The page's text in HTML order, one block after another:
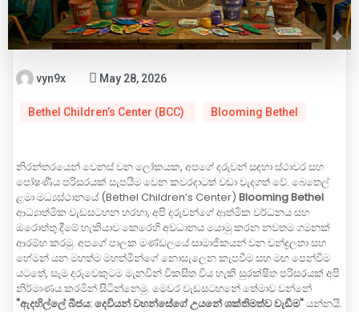
vyn9x May 28, 2026
Bethel Children’s Center (BCC) Blooming Bethel
නිරන්තරයෙන් වෙනස් වන ලෝකයක, අපගේ දරුවන් සඳහා ස්ථාවර සහ
පෝෂණීය පරිසරයක් සැපයීම වෙන කවරදාටත් වඩා වැදගත් වේ. බෙතෙල්
ළමා මධ්‍යස්ථානයේ (Bethel Children’s Center) Blooming Bethel
ආධ්‍යාත්මික වැඩසටහන හරහා, අපි දරුවන්ගේ ආත්මික වර්ධනය සහ
ඔරොත්තු දීමේ හැකියාව කෙරෙහි අවධානය යොමු කරන නවතම ගමනක්
ආරම්භ කරමු. අපගේ පාලක මණ්ඩලයේ සාමාජිකයන් වන චන්ද්‍රලතා සහ
හේමන් යන මහත්ම මහත්මීන්ගේ නොසැලෙන කැපවීම සහ මඟ පෙන්වීම
යටතේ, සෑම දරුවෙකුටම මැනවින් විකසිත විය හැකි සුරක්ෂිත පරිසරයක් අපි
නිර්මාණය කරමින් සිටින්නෙමු. මෙවර වැඩසටහනේ තේමාව වන්නේ
"ඇදහිල්ලේ බීජය: දෙවියන් වහන්සේගේ උයනේ ශක්තිමත්ව වැඩීම"යන්නයි.